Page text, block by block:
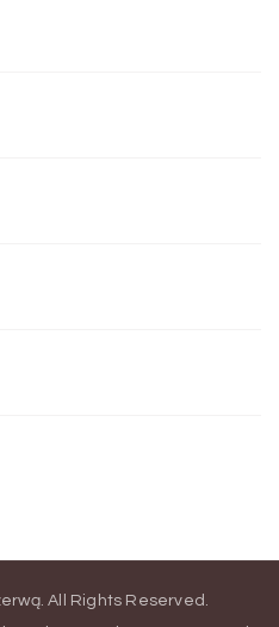
. All Rights Reserved.